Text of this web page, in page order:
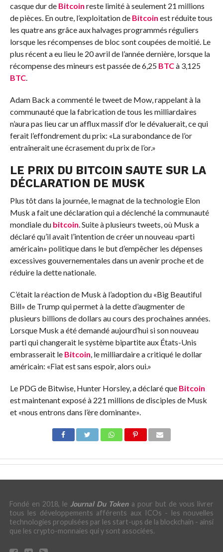
casque dur de Bitcoin reste limité à seulement 21 millions
de pièces. En outre, l’exploitation de Bitcoin est réduite tous
les quatre ans grâce aux halvages programmés réguliers
lorsque les récompenses de bloc sont coupées de moitié. Le
plus récent a eu lieu le 20 avril de l’année dernière, lorsque la
récompense des mineurs est passée de 6,25 BTCà 3,125
BTC.
Adam Back a commenté le tweet de Mow, rappelant à la
communauté que la fabrication de tous les milliardaires
n’aura pas lieu car un afflux massif d’or le dévaluerait, ce qui
ferait l’effondrement du prix: «La surabondance de l’or
entraînerait une écrasement du prix de l’or.»
LE PRIX DU BITCOIN SAUTE SUR LA
DÉCLARATION DE MUSK
Plus tôt dans la journée, le magnat de la technologie Elon
Musk a fait une déclaration qui a déclenché la communauté
mondiale du bitcoin. Suite à plusieurs tweets, où Musk a
déclaré qu’il avait l’intention de créer un nouveau «parti
américain» politique dans le but d’empêcher les dépenses
excessives gouvernementales dans un avenir proche et de
réduire la dette nationale.
C’était la réaction de Musk à l’adoption du «Big Beautiful
Bill» de Trump qui permet à la dette d’augmenter de
plusieurs billions de dollars au cours des prochaines années.
Lorsque Musk a été demandé aujourd’hui si son nouveau
parti qui changerait le système bipartite aux États-Unis
embrasserait le Bitcoin, le milliardaire a critiqué le dollar
américain: «Fiat est sans espoir, alors oui.»
Le PDG de Bitwise, Hunter Horsley, a déclaré que Bitcoin
est maintenant exposé à 221 millions de disciples de Musk
et «nous entrons dans l’ère dominante».
Fondé en 2018, le Journal Du Tokena pour but de vous livrer
tous les développements afférents aux ICOs - les nouvelles
technologies propulsées par les start-ups de la blockchain - ainsi
que les crypto-monnaies qui y sont associées.